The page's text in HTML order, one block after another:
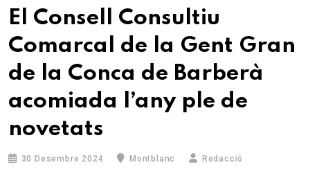
El Consell Consultiu
Comarcal de la Gent Gran
de la Conca de Barberà
acomiada l’any ple de
novetats
30 Desembre 2024 Montblanc Redacció